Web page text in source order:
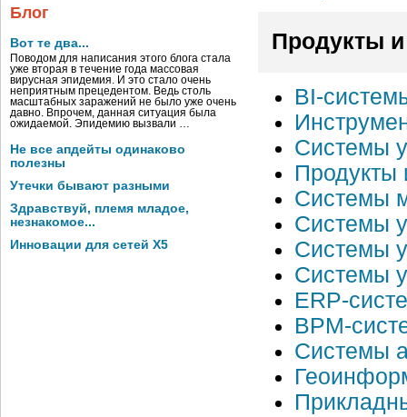
Блог
Вот те два...
Поводом для написания этого блога стала
уже вторая в течение года массовая
вирусная эпидемия. И это стало очень
неприятным прецедентом. Ведь столь
масштабных заражений не было уже очень
давно. Впрочем, данная ситуация была
ожидаемой. Эпидемию вызвали …
Не все апдейты одинаково
полезны
Утечки бывают разными
Здравствуй, племя младое,
незнакомое...
Инновации для сетей X5
Продукты
BI-
Системы
Продукты
Системы
Системы
Системы
Системы
ERP-
BPM-
Системы